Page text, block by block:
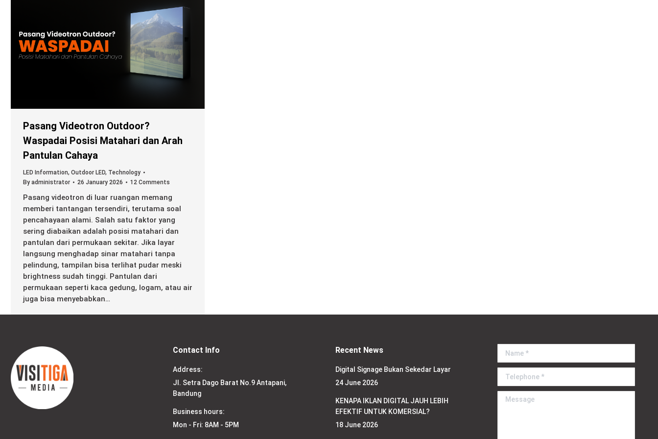
Pasang Videotron Outdoor?
Waspadai Posisi Matahari dan Arah
Pantulan Cahaya
LED Information, Outdoor LED, Technology
By administrator 26 January 2026 12 Comments
Pasang videotron di luar ruangan memang
memberi tantangan tersendiri, terutama soal
pencahayaan alami. Salah satu faktor yang
sering diabaikan adalah posisi matahari dan
pantulan dari permukaan sekitar. Jika layar
langsung menghadap sinar matahari tanpa
pelindung, tampilan bisa terlihat pudar meski
brightness sudah tinggi. Pantulan dari
permukaan seperti kaca gedung, logam, atau air
juga bisa menyebabkan…
Contact Info
Address:
Jl. Setra Dago Barat No.9 Antapani,
Bandung
Business hours:
Mon - Fri: 8AM - 5PM
Recent News
Digital Signage Bukan Sekedar Layar
24 June 2026
KENAPA IKLAN DIGITAL JAUH LEBIH
EFEKTIF UNTUK KOMERSIAL?
18 June 2026
Name *
Telephone *
Message